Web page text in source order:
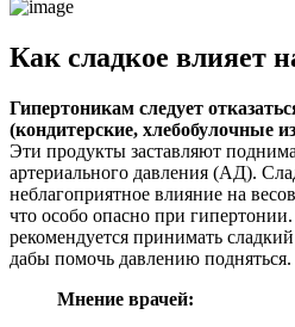
Как сладкое влияет
Гипертоникам следует
(кондитерские, хлебобулочные
Эти продукты заставляют
артериального давления (АД).
неблагоприятное влияние на
что особо опасно при
рекомендуется принимать
дабы помочь давлению подняться.
Мнение врачей: